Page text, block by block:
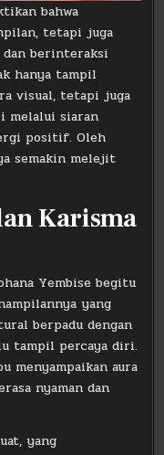
bahwa
tetapi juga
dan berinteraksi
hanya tampil
visual, tetapi juga
melalui siaran
positif. Oleh
semakin melejit
Karisma
Yembise begitu
yang
berpadu dengan
tampil percaya diri.
menyampaikan aura
nyaman dan
yang